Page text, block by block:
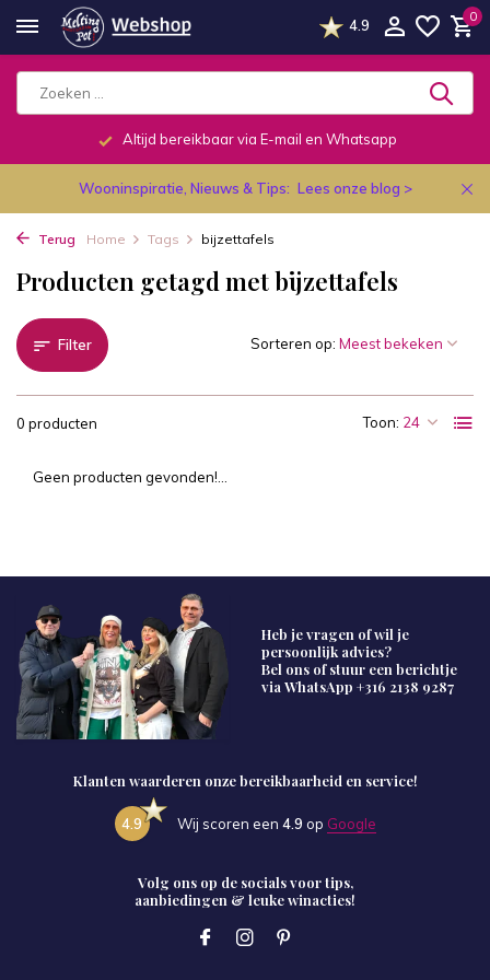
4.9
0
Altijd bereikbaar via E-mail en Whatsapp
Wooninspiratie, Nieuws & Tips: Lees onze blog >
Terug Home Tags bijzettafels
Producten getagd met bijzettafels
Filter
0 producten Toon:
Sorteren op:
Geen producten gevonden!...
Heb je vragen of wil je
persoonlijk advies?
Bel ons of stuur een berichtje
via WhatsApp +316 2138 9287
Klanten waarderen onze bereikbaarheid en service!
4.9 Wij scoren een 4.9 op Google
Volg ons op de socials voor tips,
aanbiedingen & leuke winacties!